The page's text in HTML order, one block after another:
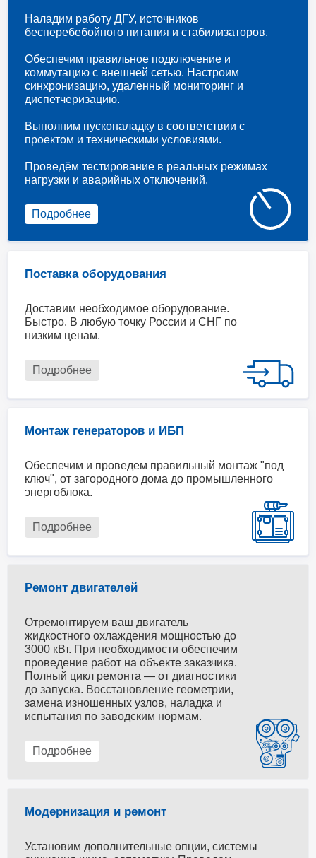
Поставка оборудования
Доставим необходимое оборудование.
Быстро. В любую точку России и СНГ по
низким ценам.
Подробнее
Монтаж генераторов и ИБП
Обеспечим и проведем правильный монтаж "под
ключ", от загородного дома до промышленного
энергоблока.
Подробнее
Наладим работу ДГУ, источников
бесперебебойного питания и стабилизаторов.
Обеспечим правильное подключение и
коммутацию с внешней сетью. Настроим
синхронизацию, удаленный мониторинг и
диспетчеризацию.
Выполним пусконаладку в соответствии с
проектом и техническими условиями.
Проведём тестирование в реальных режимах
нагрузки и аварийных отключений.
Подробнее
Ремонт двигателей
Отремонтируем ваш двигатель
жидкостного охлаждения мощностью до
3000 кВт. При необходимости обеспечим
проведение работ на объекте заказчика.
Полный цикл ремонта — от диагностики
до запуска. Восстановление геометрии,
замена изношенных узлов, наладка и
испытания по заводским нормам.
Подробнее
Модернизация и ремонт
Установим дополнительные опции, системы